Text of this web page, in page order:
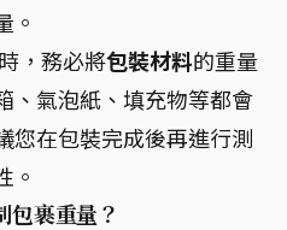
。
，務必將包裝材料的重量
、氣泡紙、填充物等都會
您在包裝完成後再進行測
。
包裹重量？